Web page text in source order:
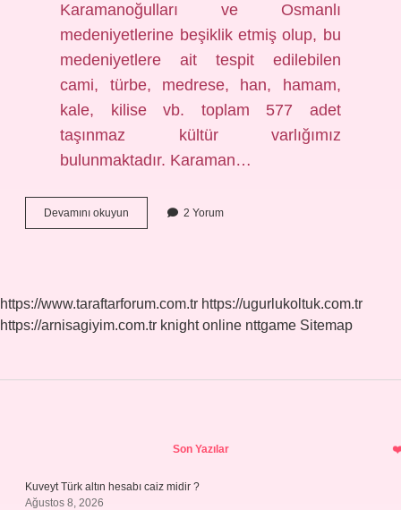
Karamanoğulları ve Osmanlı
medeniyetlerine beşiklik etmiş olup, bu
medeniyetlere ait tespit edilebilen
cami, türbe, medrese, han, hamam,
kale, kilise vb. toplam 577 adet
taşınmaz kültür varlığımız
bulunmaktadır. Karaman…
Devamını okuyun Karamanda
Kimler
2 Yorum
https://www.taraftarforum.com.tr https://ugurlukoltuk.com.tr
https://arnisagiyim.com.tr knight online nttgame Sitemap
Son Yazılar
Kuveyt Türk altın hesabı caiz midir ?
Ağustos 8, 2026